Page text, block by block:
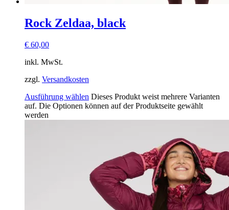
Rock Zeldaa, black
€ 60,00
inkl. MwSt.
zzgl. Versandkosten
Ausführung wählen Dieses Produkt weist mehrere Varianten
auf. Die Optionen können auf der Produktseite gewählt
werden